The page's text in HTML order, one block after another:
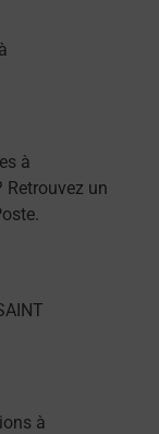
à
Retrouvez un
à